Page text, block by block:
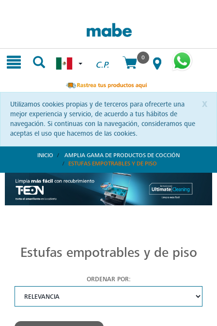
C.P.
0
x
Utilizamos cookies propias y de terceros para ofrecerte una
mejor experiencia y servicio, de acuerdo a tus hábitos de
navegación. Si continuas con la navegación, consideramos que
aceptas el uso que hacemos de las cookies.
INICIO
AMPLIA GAMA DE PRODUCTOS DE COCCIÓN
ESTUFAS EMPOTRABLES Y DE PISO
Estufas empotrables y de piso
ORDENAR POR: